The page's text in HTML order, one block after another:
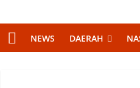
News
Berita
NEWS DAERAH